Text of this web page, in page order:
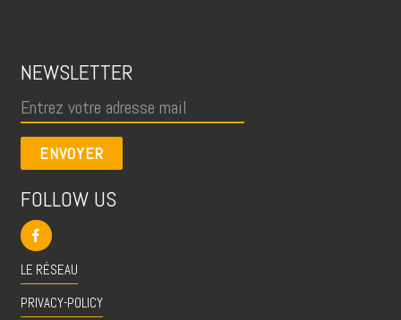
NEWSLETTER
ENVOYER
FOLLOW US
LE RÉSEAU
PRIVACY-POLICY